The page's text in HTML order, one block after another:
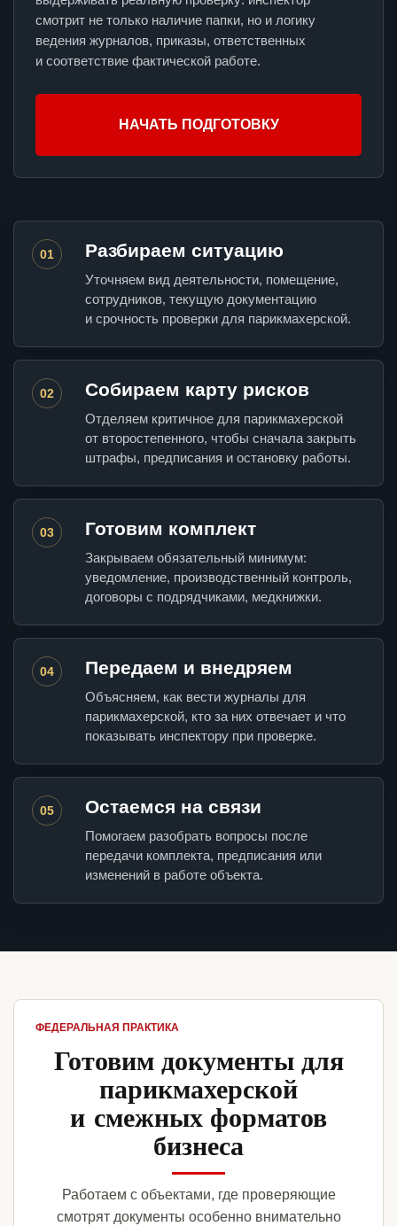
смотрит не только наличие папки, но и логику
ведения журналов, приказы, ответственных
и соответствие фактической работе.
НАЧАТЬ ПОДГОТОВКУ
01 Разбираем ситуацию
Уточняем вид деятельности, помещение,
сотрудников, текущую документацию
и срочность проверки для парикмахерской.
02 Собираем карту рисков
Отделяем критичное для парикмахерской
от второстепенного, чтобы сначала закрыть
штрафы, предписания и остановку работы.
03 Готовим комплект
Закрываем обязательный минимум:
уведомление, производственный контроль,
договоры с подрядчиками, медкнижки.
04 Передаем и внедряем
Объясняем, как вести журналы для
парикмахерской, кто за них отвечает и что
показывать инспектору при проверке.
05 Остаемся на связи
Помогаем разобрать вопросы после
передачи комплекта, предписания или
изменений в работе объекта.
ФЕДЕРАЛЬНАЯ ПРАКТИКА
Готовим документы для
парикмахерской
и смежных форматов
бизнеса
Работаем с объектами, где проверяющие
смотрят документы особенно внимательно